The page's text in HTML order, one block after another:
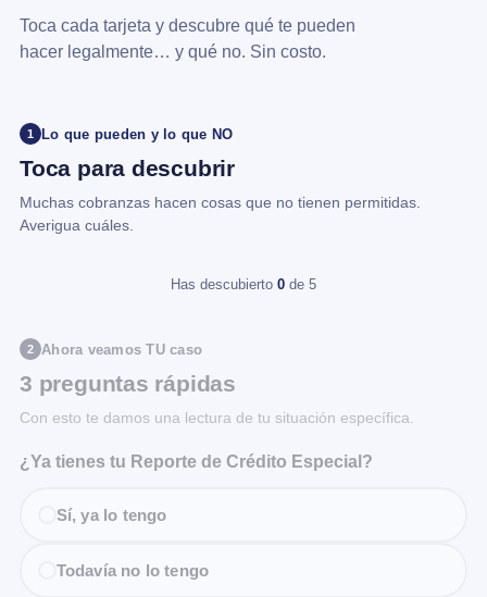
Toca cada tarjeta y descubre qué te pueden
hacer legalmente… y qué no. Sin costo.
1 Lo que pueden y lo que NO
Toca para descubrir
Muchas cobranzas hacen cosas que no tienen permitidas.
Averigua cuáles.
Has descubierto 0 de 5
2 Ahora veamos TU caso
3 preguntas rápidas
Con esto te damos una lectura de tu situación específica.
¿Ya tienes tu Reporte de Crédito Especial?
Sí, ya lo tengo
Todavía no lo tengo